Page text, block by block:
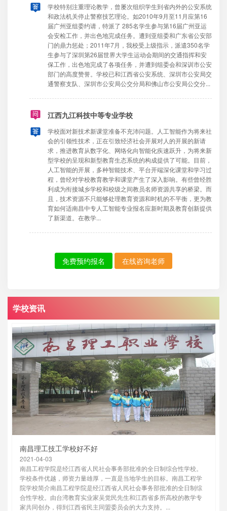
学校特别注重理论教学，曾屡次组织学生到省内外的公安系统
和政法机关停止警察技艺理论。如2010年9月至11月应第16
届广州亚组委约请，特派了 285名学生参与第16届广州亚运
会安检工作，并出色地完成任务。遭到亚组委和广东省公安部
门的鼎力惩处；2011年7月，我校受上级指示，派遣350名学
生参与了深圳第26届世界大学生运动会期间的交通指挥和安
保工作，出色地完成了各项任务，并遭到组委会和深训市公安
部门的高度赞誉。学校已和江西省公安系统、深圳市公安局交
通警察支队、深圳市公安局公交分局和佛山市公安局公交分...
江西九江科技中等专业学校
学校面对新技术新课堂准备不充沛问题。人工智能作为将来社
会的引领性技术，正在引致经济社会开展对人的开展的新请
求，推进教育从数字化、网络化向智能化疾速跃升，为将来新
型学校的呈现和新型教育生态系统的构成提供了可能。目前，
人工智能的开展，多种智能技术、平台开端深化课堂和学习过
程，曾经对学校教育教学和课堂产生了深入影响。有些曾经胜
利成为衔接城乡学校和校级之间教员名师资源共享的桥梁。而
且，技术资源不只能够处理教育资源和时机的不平衡，更为教
育如何适南昌中专人工智能专业报名应新时期及教育创新提供
了新渠道。在教学...
免费预约报名 在线咨询老师
学校资讯
南昌理工技工学校好不好
2021-04-03
南昌工程学院是经江西省人民社会事务部批准的全日制综合性学校。
学校条件优越，师资力量雄厚，一直是当地学生的目标。南昌工程学
院学校简介南昌工程学院是经江西省人民社会事务部批准的全日制综
合性学校。由台湾教育实业家吴觉民先生和江西省多所高校的教学专
家共同创办，得到江西省民主同盟委员会的大力支持。...